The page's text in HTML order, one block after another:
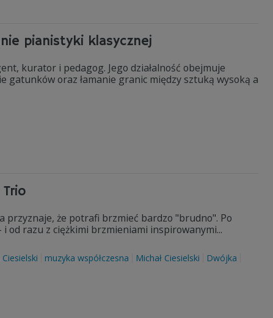
pianistyki klasycznej
kurator i pedagog. Jego działalność obejmuje
gatunków oraz łamanie granic między sztuką wysoką a
przyznaje, że potrafi brzmieć bardzo "brudno". Po
od razu z ciężkimi brzmieniami inspirowanymi...
Ciesielski muzyka współczesna Michał Ciesielski Dwójka